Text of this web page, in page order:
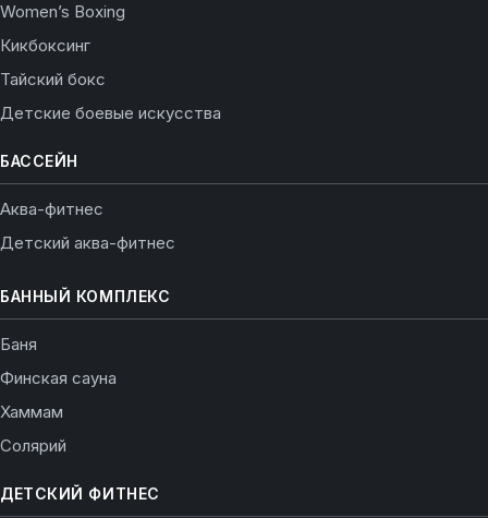
Women’s Boxing
Кикбоксинг
Тайский бокс
Детские боевые искусства
БАССЕЙН
Аква-фитнес
Детский аква-фитнес
БАННЫЙ КОМПЛЕКС
Баня
Финская сауна
Хаммам
Солярий
ДЕТСКИЙ ФИТНЕС